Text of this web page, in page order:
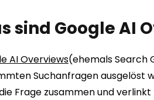
sind Google AI
AI Overviews(ehemals Search
Suchanfragen ausgelöst
Frage zusammen und